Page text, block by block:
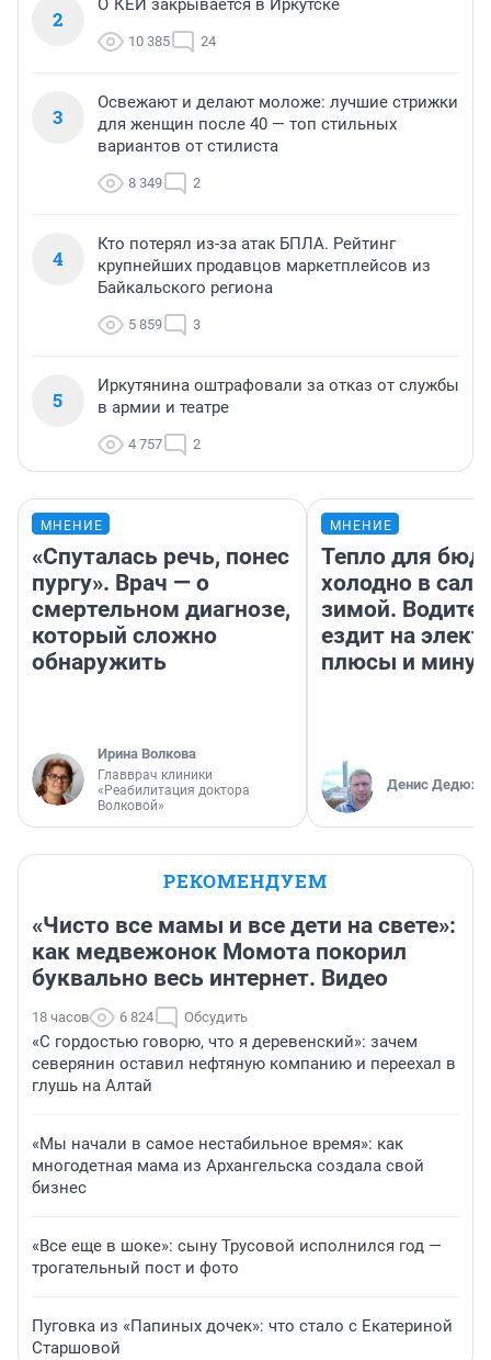
2
О`КЕЙ закрывается в Иркутске
10 385 24
3
Освежают и делают моложе: лучшие стрижки
для женщин после 40 — топ стильных
вариантов от стилиста
8 349 2
4
Кто потерял из-за атак БПЛА. Рейтинг
крупнейших продавцов маркетплейсов из
Байкальского региона
5 859 3
5
Иркутянина оштрафовали за отказ от службы
в армии и театре
4 757 2
МНЕНИЕ
«Спуталась речь, понес
пургу». Врач — о
смертельном диагнозе,
который сложно
обнаружить
Ирина Волкова
Главврач клиники
«Реабилитация доктора
Волковой»
МНЕНИЕ
Тепло для
холодно в
зимой.
ездит на
плюсы и
Денис
РЕКОМЕНДУЕМ
«Чисто все мамы и все дети на свете»:
как медвежонок Момота покорил
буквально весь интернет. Видео
18 часов 6 824 Обсудить
«С гордостью говорю, что я деревенский»: зачем
северянин оставил нефтяную компанию и переехал в
глушь на Алтай
«Мы начали в самое нестабильное время»: как
многодетная мама из Архангельска создала свой
бизнес
«Все еще в шоке»: сыну Трусовой исполнился год —
трогательный пост и фото
Пуговка из «Папиных дочек»: что стало с Екатериной
Старшовой